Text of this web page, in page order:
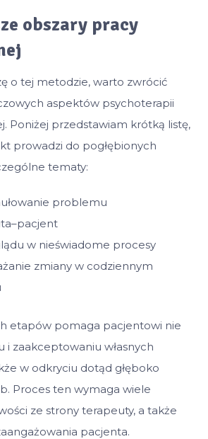
obszary pracy
o tej metodzie, warto zwrócić
aspektów psychoterapii
Poniżej przedstawiam krótką listę,
prowadzi do pogłębionych
tematy:
problemu
w nieświadome procesy
zmiany w codziennym
etapów pomaga pacjentowi nie
i zaakceptowaniu własnych
w odkryciu dotąd głęboko
Proces ten wymaga wiele
ze strony terapeuty, a także
pacjenta.